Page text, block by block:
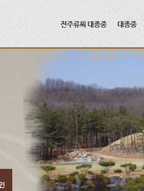
메뉴 건너뛰기
전주류씨 대종중 대종중